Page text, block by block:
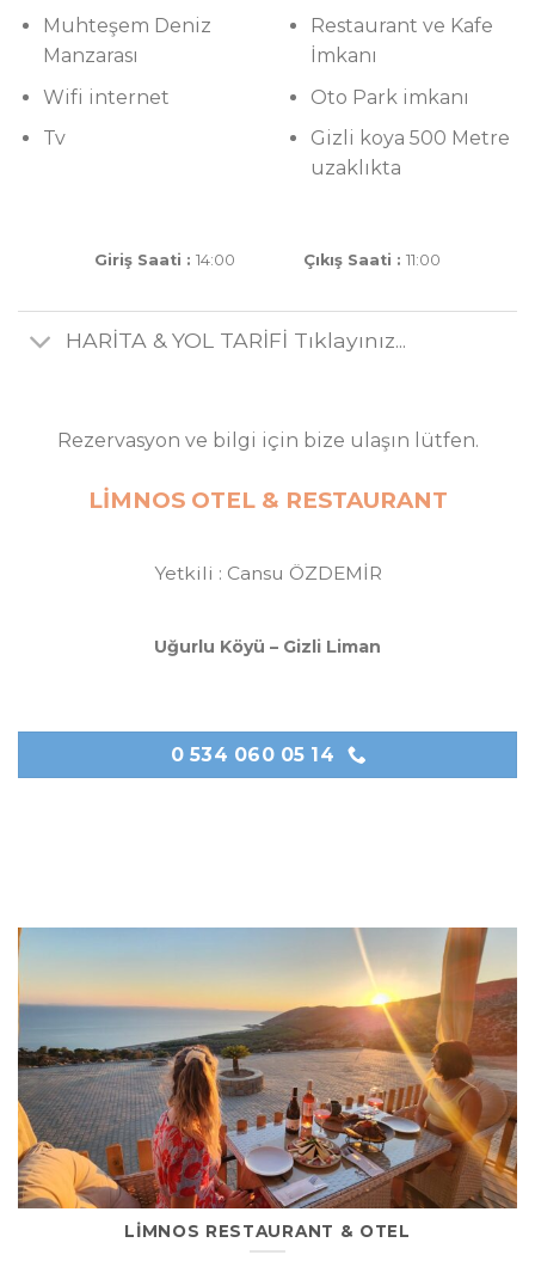
Muhteşem Deniz
Manzarası
Wifi internet
Tv
Restaurant ve Kafe
İmkanı
Oto Park imkanı
Gizli koya 500 Metre
uzaklıkta
Giriş Saati : 14:00 Çıkış Saati : 11:00
HARİTA & YOL TARİFİ Tıklayınız...
Rezervasyon ve bilgi için bize ulaşın lütfen.
LİMNOS OTEL & RESTAURANT
Yetkili : Cansu ÖZDEMİR
Uğurlu Köyü – Gizli Liman
0 534 060 05 14
LİMNOS RESTAURANT & OTEL